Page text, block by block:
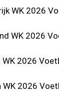
WK 2026
WK 2026
WK 2026
WK 2026